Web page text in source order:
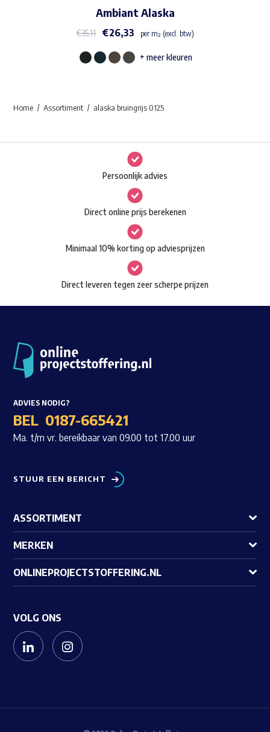
Waar ben je naar op zoek?
Ambiant Alaska
€35,11 €26,33 per m² (excl. btw)
Dit
meerdere
Deze
optie
kan
gekozen
worden
op
de
productpagina
+ meer kleuren
Home Assortiment alaska bruingrijs 0125
Persoonlijk advies
Direct online prijs berekenen
Minimaal 10% korting op adviesprijzen
Direct leveren tegen zeer scherpe prijzen
ADVIES NODIG?
BEL 0187-665421
Ma. t/m vr. bereikbaar van 09.00 tot 17.00 uur
STUUR EEN BERICHT
ASSORTIMENT
MERKEN
ONLINEPROJECTSTOFFERING.NL
VOLG ONS